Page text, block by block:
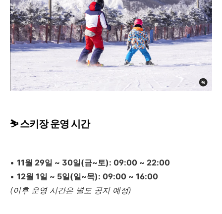
⛷️ 스키장 운영 시간
• 11월 29일 ~ 30일(금~토): 09:00 ~ 22:00
• 12월 1일 ~ 5일(일~목): 09:00 ~ 16:00
(이후 운영 시간은 별도 공지 예정)